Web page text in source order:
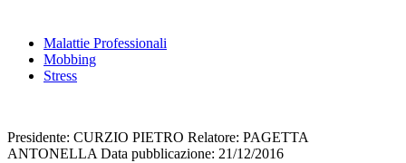
Malattie Professionali
Mobbing
Stress
Presidente: CURZIO PIETRO Relatore: PAGETTA
ANTONELLA Data pubblicazione: 21/12/2016